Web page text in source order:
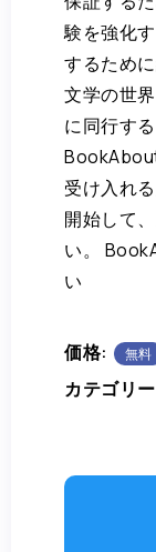
験を強化
するため
文学の世
に同行す
受け入れ
開始して
い。
い
価格: 無料
カテゴリ